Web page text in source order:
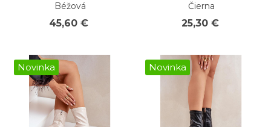
Béžová
45,60 €
Čierna
25,30 €
Novinka Novinka